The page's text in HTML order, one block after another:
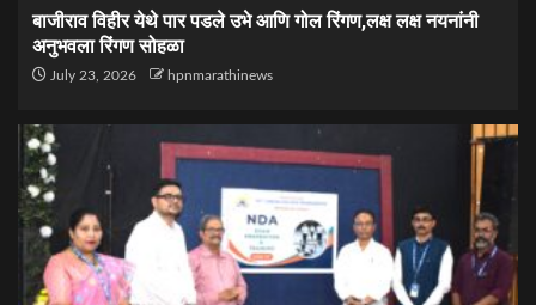
बाजीराव विहीर येथे पार पडले उभे आणि गोल रिंगण,लक्ष लक्ष नयनांनी
अनुभवला रिंगण सोहळा
July 23, 2026 hpnmarathinews